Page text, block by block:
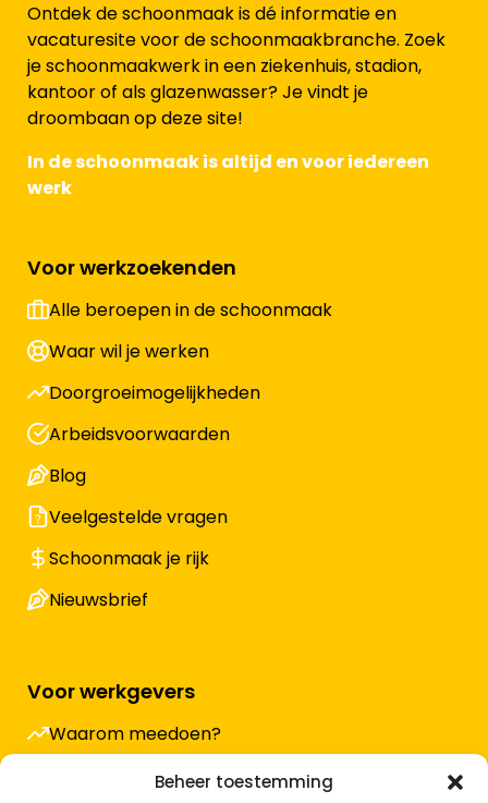
Beheer toestemming
Ontdek de schoonmaak is dé informatie en
vacaturesite voor de schoonmaakbranche. Zoek
je schoonmaakwerk in een ziekenhuis, stadion,
kantoor of als glazenwasser? Je vindt je
droombaan op deze site!
In de schoonmaak is altijd en voor iedereen
werk
Voor werkzoekenden
Alle beroepen in de schoonmaak
Waar wil je werken
Doorgroeimogelijkheden
Arbeidsvoorwaarden
Blog
Veelgestelde vragen
Schoonmaak je rijk
Nieuwsbrief
Voor werkgevers
Waarom meedoen?
Hoe werkt het en wat kost het?